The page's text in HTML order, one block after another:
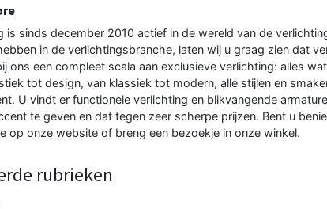
is sinds december 2010 actief in de wereld van de
in de verlichtingsbranche, laten wij u graag zien dat
ons een compleet scala aan exclusieve verlichting: alles
tot design, van klassiek tot modern, alle stijlen en
U vindt er functionele verlichting en blikvangende
te geven en dat tegen zeer scherpe prijzen. Bent u
op onze website of breng een bezoekje in onze winkel.
rubrieken